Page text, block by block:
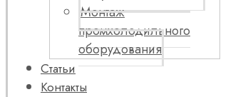
Монтаж
промхолодильного
оборудования
Статьи
Контакты